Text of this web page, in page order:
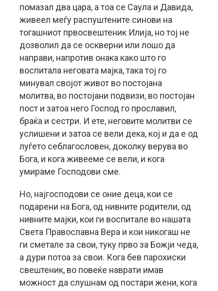
помазал два цара, а тоа се Саула и Давида,
живеел меѓу распуштените синови на
тогашниот првосвештеник Илија, но тој не
дозволил да се оскверни или лошо да
направи, напротив онака како што го
воспитала неговата мајка, така тој го
минувал својот живот во постојана
молитва, во постојани подвизи, во постојан
пост и затоа него Господ го прославил,
браќа и сестри. И ете, неговите молитви се
услишени и затоа се вели дека, кој и да е од
луѓето себлагословен, доколку верува во
Бога, и кога живееме се вели, и кога
умираме Господови сме.
Но, најгосподови се оние деца, кои се
подарени на Бога, од нивните родители, од
нивните мајки, кои ги воспитале во нашата
Света Православна Вера и кои никогаш не
ги сметале за свои, туку прво за Божји чеда,
а дури потоа за свои. Кога бев парохиски
свештеник, во повеќе наврати имав
можност да слушнам од постари жени, кога